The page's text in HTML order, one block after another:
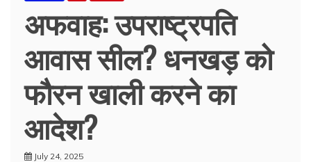
अफवाह: उपराष्ट्रपति
आवास सील? धनखड़ को
फौरन खाली करने का
आदेश?
July 24, 2025